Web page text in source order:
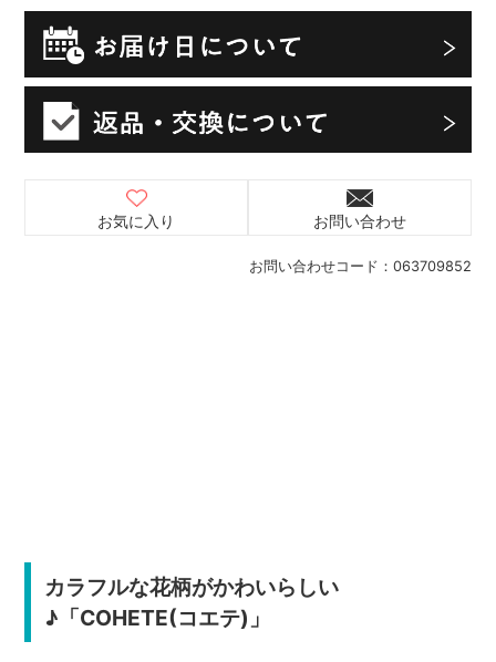
お問い合わせコード： 063709852
お気に入り お問い合わせ
カラフルな花柄がかわいらしい
♪「COHETE(コエテ)」